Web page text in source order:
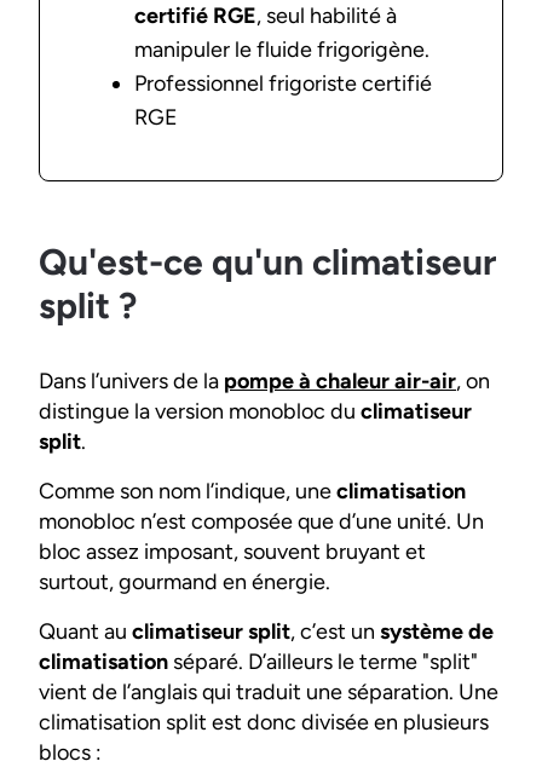
certifié RGE, seul habilité à
manipuler le fluide frigorigène.
Professionnel frigoriste certifié
RGE
Qu'est-ce qu'un climatiseur
split ?
Dans l’univers de la pompe à chaleur air-air, on
distingue la version monobloc du climatiseur
split.
Comme son nom l’indique, uneclimatisation
monobloc n’est composée que d’une unité. Un
bloc assez imposant, souvent bruyant et
surtout, gourmand en énergie.
Quant au climatiseur split, c’est un système de
climatisation séparé. D’ailleurs le terme "split"
vient de l’anglais qui traduit une séparation. Une
climatisation split est donc divisée en plusieurs
blocs :